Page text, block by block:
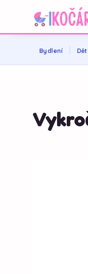
Bydlení